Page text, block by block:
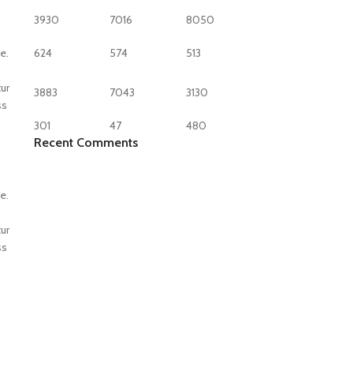
3930
624
7016
574
8050
513
3883
301
7043
47
3130
480
Recent Comments